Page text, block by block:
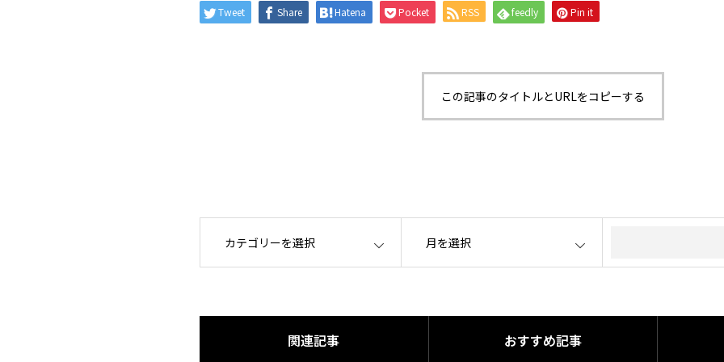
Tweet Share Hatena Pocket RSS feedly Pin it
この記事のタイトルとURLをコピーする
OPEN OPEN
関連記事 おすすめ記事